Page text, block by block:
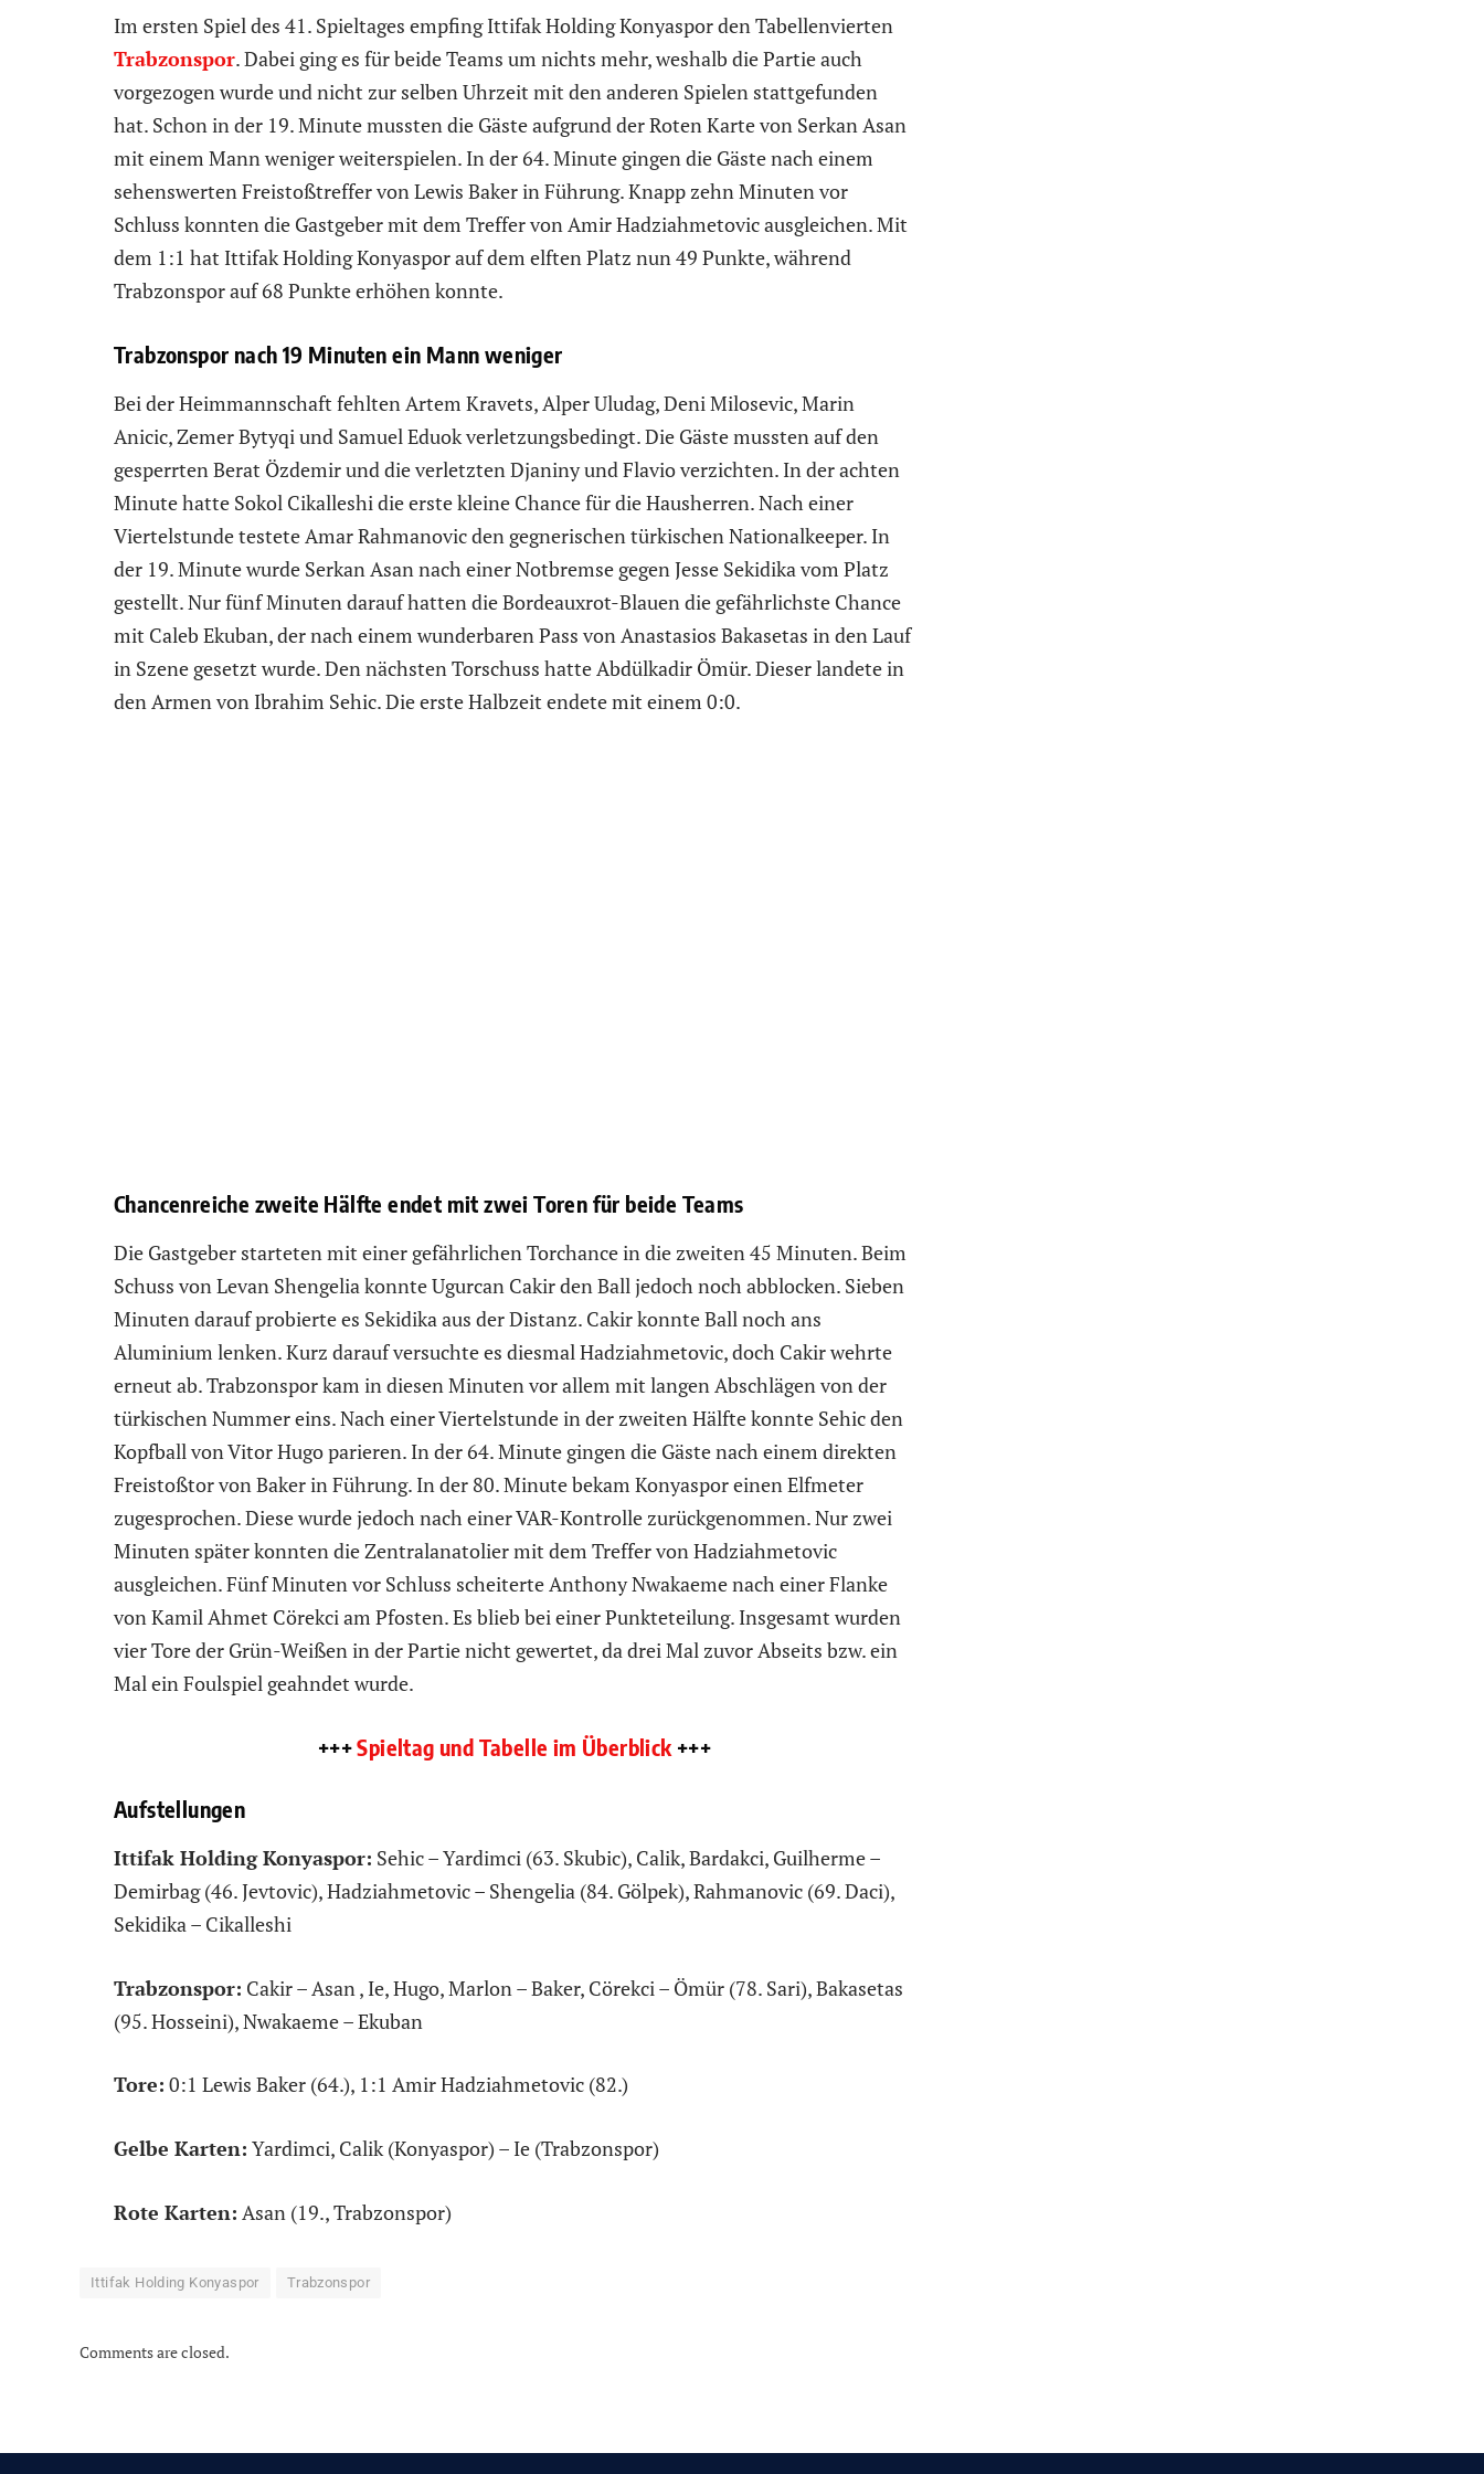
Im ersten Spiel des 41. Spieltages empfing Ittifak Holding Konyaspor den Tabellenvierten
Trabzonspor. Dabei ging es für beide Teams um nichts mehr, weshalb die Partie auch
vorgezogen wurde und nicht zur selben Uhrzeit mit den anderen Spielen stattgefunden
hat. Schon in der 19. Minute mussten die Gäste aufgrund der Roten Karte von Serkan Asan
mit einem Mann weniger weiterspielen. In der 64. Minute gingen die Gäste nach einem
sehenswerten Freistoßtreffer von Lewis Baker in Führung. Knapp zehn Minuten vor
Schluss konnten die Gastgeber mit dem Treffer von Amir Hadziahmetovic ausgleichen. Mit
dem 1:1 hat Ittifak Holding Konyaspor auf dem elften Platz nun 49 Punkte, während
Trabzonspor auf 68 Punkte erhöhen konnte.
Trabzonspor nach 19 Minuten ein Mann weniger
Bei der Heimmannschaft fehlten Artem Kravets, Alper Uludag, Deni Milosevic, Marin
Anicic, Zemer Bytyqi und Samuel Eduok verletzungsbedingt. Die Gäste mussten auf den
gesperrten Berat Özdemir und die verletzten Djaniny und Flavio verzichten. In der achten
Minute hatte Sokol Cikalleshi die erste kleine Chance für die Hausherren. Nach einer
Viertelstunde testete Amar Rahmanovic den gegnerischen türkischen Nationalkeeper. In
der 19. Minute wurde Serkan Asan nach einer Notbremse gegen Jesse Sekidika vom Platz
gestellt. Nur fünf Minuten darauf hatten die Bordeauxrot-Blauen die gefährlichste Chance
mit Caleb Ekuban, der nach einem wunderbaren Pass von Anastasios Bakasetas in den Lauf
in Szene gesetzt wurde. Den nächsten Torschuss hatte Abdülkadir Ömür. Dieser landete in
den Armen von Ibrahim Sehic. Die erste Halbzeit endete mit einem 0:0.
Chancenreiche zweite Hälfte endet mit zwei Toren für beide Teams
Die Gastgeber starteten mit einer gefährlichen Torchance in die zweiten 45 Minuten. Beim
Schuss von Levan Shengelia konnte Ugurcan Cakir den Ball jedoch noch abblocken. Sieben
Minuten darauf probierte es Sekidika aus der Distanz. Cakir konnte Ball noch ans
Aluminium lenken. Kurz darauf versuchte es diesmal Hadziahmetovic, doch Cakir wehrte
erneut ab. Trabzonspor kam in diesen Minuten vor allem mit langen Abschlägen von der
türkischen Nummer eins. Nach einer Viertelstunde in der zweiten Hälfte konnte Sehic den
Kopfball von Vitor Hugo parieren. In der 64. Minute gingen die Gäste nach einem direkten
Freistoßtor von Baker in Führung. In der 80. Minute bekam Konyaspor einen Elfmeter
zugesprochen. Diese wurde jedoch nach einer VAR-Kontrolle zurückgenommen. Nur zwei
Minuten später konnten die Zentralanatolier mit dem Treffer von Hadziahmetovic
ausgleichen. Fünf Minuten vor Schluss scheiterte Anthony Nwakaeme nach einer Flanke
von Kamil Ahmet Cörekci am Pfosten. Es blieb bei einer Punkteteilung. Insgesamt wurden
vier Tore der Grün-Weißen in der Partie nicht gewertet, da drei Mal zuvor Abseits bzw. ein
Mal ein Foulspiel geahndet wurde.
+++Spieltag und Tabelle im Überblick +++
Aufstellungen
Ittifak Holding Konyaspor: Sehic – Yardimci (63. Skubic), Calik, Bardakci, Guilherme –
Demirbag (46. Jevtovic), Hadziahmetovic – Shengelia (84. Gölpek), Rahmanovic (69. Daci),
Sekidika – Cikalleshi
Trabzonspor: Cakir – Asan , Ie, Hugo, Marlon – Baker, Cörekci – Ömür (78. Sari), Bakasetas
(95. Hosseini), Nwakaeme – Ekuban
Tore: 0:1 Lewis Baker (64.), 1:1 Amir Hadziahmetovic (82.)
Gelbe Karten: Yardimci, Calik (Konyaspor) – Ie (Trabzonspor)
Rote Karten: Asan (19., Trabzonspor)
Ittifak Holding Konyaspor Trabzonspor
Comments are closed.